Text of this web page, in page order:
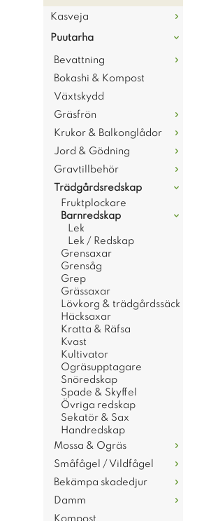
Kasveja
Puutarha
Bevattning
Bokashi & Kompost
Växtskydd
Gräsfrön
Krukor & Balkonglådor
Jord & Gödning
Gravtillbehör
Trädgårdsredskap
Fruktplockare
Barnredskap
Lek
Lek / Redskap
Grensaxar
Grensåg
Grep
Grässaxar
Lövkorg & trädgårdssäck
Häcksaxar
Kratta & Räfsa
Kvast
Kultivator
Ogräsupptagare
Snöredskap
Spade & Skyffel
Övriga redskap
Sekatör & Sax
Handredskap
Mossa & Ogräs
Småfågel / Vildfågel
Bekämpa skadedjur
Damm
Kompost